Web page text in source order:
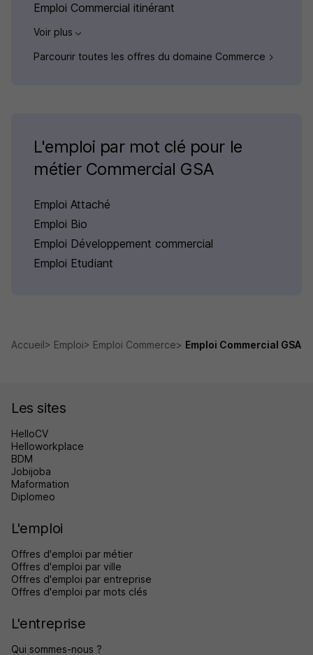
Emploi Commercial itinérant
Voir plus
Parcourir toutes les offres du domaine Commerce
L'emploi par mot clé pour le
métier Commercial GSA
Emploi Attaché
Emploi Bio
Emploi Développement commercial
Emploi Etudiant
Accueil Emploi Emploi Commerce Emploi Commercial GSA
Les sites
HelloCV
Helloworkplace
BDM
Jobijoba
Maformation
Diplomeo
L'emploi
Offres d'emploi par métier
Offres d'emploi par ville
Offres d'emploi par entreprise
Offres d'emploi par mots clés
L'entreprise
Qui sommes-nous ?